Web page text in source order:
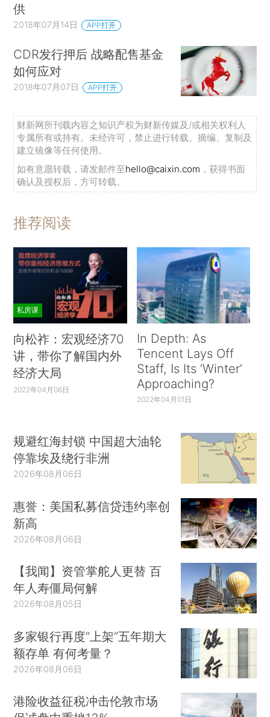
供
2018年07月14日 APP打开
CDR发行押后 战略配售基金
如何应对
2018年07月07日 APP打开
财新网所刊载内容之知识产权为财新传媒及/或相关权利人
专属所有或持有。未经许可，禁止进行转载、摘编、复制及
建立镜像等任何使用。
如有意愿转载，请发邮件至hello@caixin.com ，获得书面
确认及授权后，方可转载。
推荐阅读
私房课
向松祚：宏观经济70
讲，带你了解国内外
经济大局
2022年04月06日
In Depth: As
Tencent Lays Off
Staff, Is Its ‘Winter’
Approaching?
2022年04月01日
规避红海封锁 中国超大油轮
停靠埃及绕行非洲
2026年08月06日
惠誉：美国私募信贷违约率创
新高
2026年08月06日
【我闻】资管掌舵人更替 百
年人寿僵局何解
2026年08月05日
多家银行再度“上架”五年期大
额存单 有何考量？
2026年08月06日
港险收益征税冲击伦敦市场